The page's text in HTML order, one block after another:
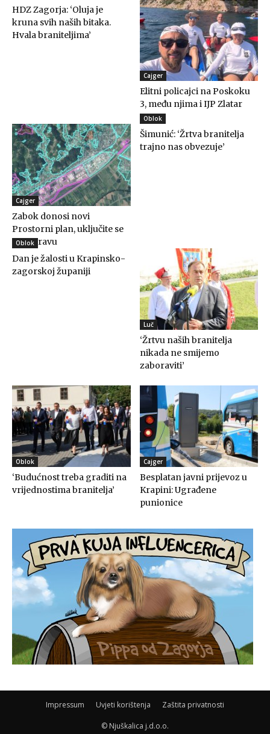
HDZ Zagorja: ‘Oluja je
kruna svih naših bitaka.
Hvala braniteljima’
Cajger
Elitni policajci na Poskoku
3, među njima i IJP Zlatar
Cajger
Zabok donosi novi
Prostorni plan, uključite se
u raspravu
Oblok
Šimunić: ‘Žrtva branitelja
trajno nas obvezuje’
Oblok
Dan je žalosti u Krapinsko-
zagorskoj županiji
Luč
‘Žrtvu naših branitelja
nikada ne smijemo
zaboraviti’
Oblok
‘Budućnost treba graditi na
vrijednostima branitelja’
Cajger
Besplatan javni prijevoz u
Krapini: Ugrađene
punionice
Impressum Uvjeti korištenja Zaštita privatnosti
© Njuškalica j.d.o.o.